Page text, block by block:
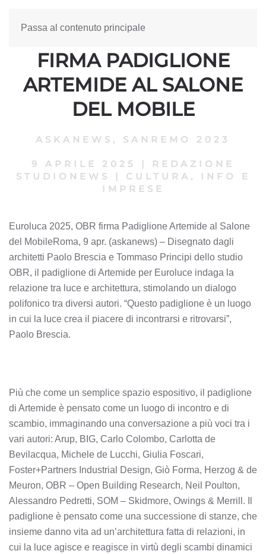
Passa al contenuto principale
EUROLUCA 2025, OBR
FIRMA PADIGLIONE
ARTEMIDE AL SALONE
DEL MOBILE
ASKANEWS , SANREMO 2023
9 APRILE 2025 |
REDAZIONE
STUDIONEWS
| CULTURA, INFO E
IMPRESE
Euroluca 2025, OBR firma Padiglione Artemide al Salone
del MobileRoma, 9 apr. (askanews) – Disegnato dagli
architetti Paolo Brescia e Tommaso Principi dello studio
OBR, il padiglione di Artemide per Euroluce indaga la
relazione tra luce e architettura, stimolando un dialogo
polifonico tra diversi autori. “Questo padiglione è un luogo
in cui la luce crea il piacere di incontrarsi e ritrovarsi”,
Paolo Brescia.
Più che come un semplice spazio espositivo, il padiglione
di Artemide è pensato come un luogo di incontro e di
scambio, immaginando una conversazione a più voci tra i
vari autori: Arup, BIG, Carlo Colombo, Carlotta de
Bevilacqua, Michele de Lucchi, Giulia Foscari,
Foster+Partners Industrial Design, Giò Forma, Herzog & de
Meuron, OBR – Open Building Research, Neil Poulton,
Alessandro Pedretti, SOM – Skidmore, Owings & Merrill. Il
padiglione è pensato come una successione di stanze, che
insieme danno vita ad un’architettura fatta di relazioni, in
cui la luce agisce e reagisce in virtù degli scambi dinamici